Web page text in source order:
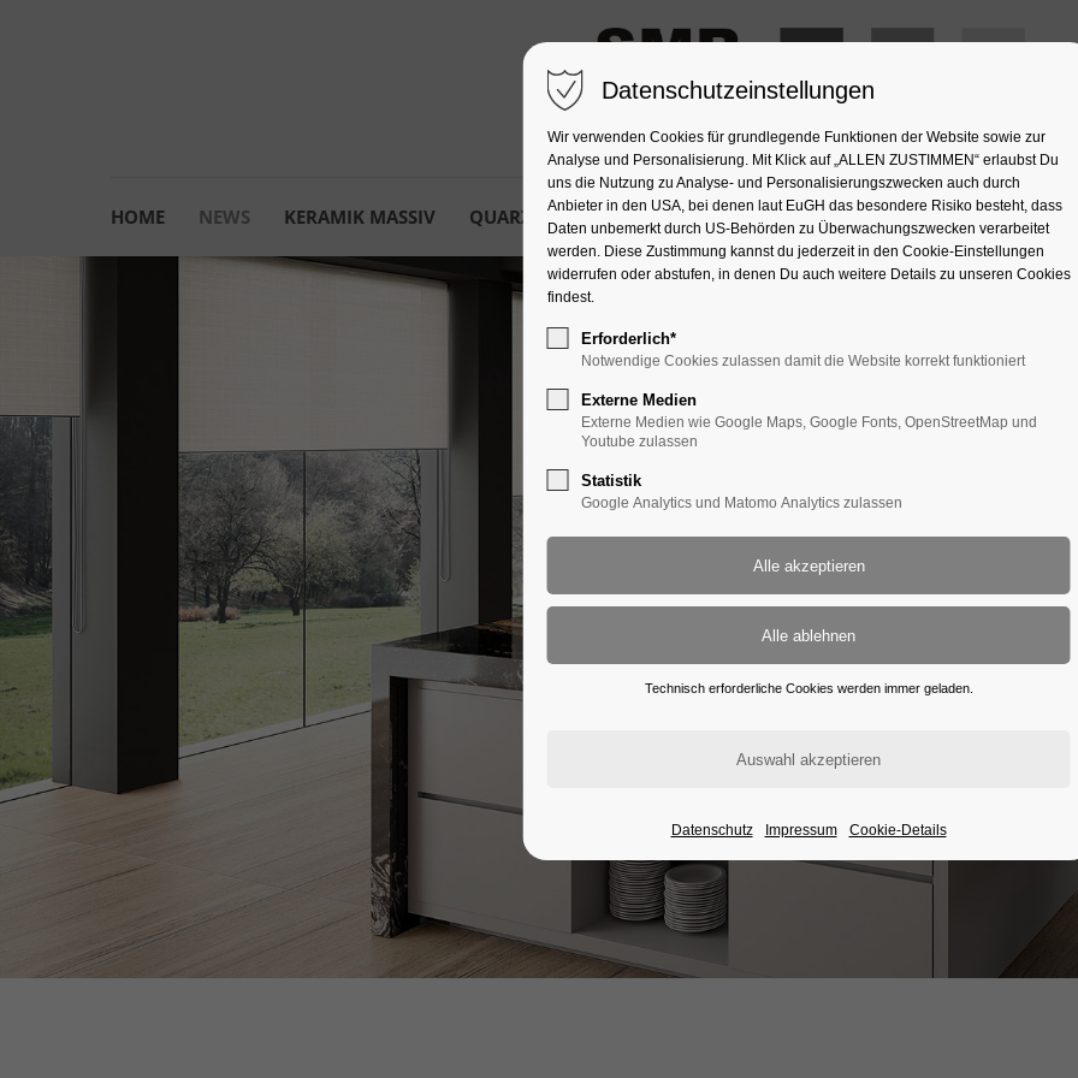
HOME NEWS KERAMIK MASSIV QUARZKOMPOSITSTEIN NATURSTEIN GLAS SONSTIGES
Datenschutzeinstellungen
Wir verwenden Cookies für grundlegende Funktionen der Website sowie zur
Analyse und Personalisierung. Mit Klick auf „ALLEN ZUSTIMMEN“ erlaubst Du
uns die Nutzung zu Analyse- und Personalisierungszwecken auch durch
Anbieter in den USA, bei denen laut EuGH das besondere Risiko besteht, dass
Daten unbemerkt durch US-Behörden zu Überwachungszwecken verarbeitet
werden. Diese Zustimmung kannst du jederzeit in den Cookie-Einstellungen
widerrufen oder abstufen, in denen Du auch weitere Details zu unseren Cookies
findest.
Erforderlich*
Notwendige Cookies zulassen damit die Website korrekt funktioniert
Externe Medien
Externe Medien wie Google Maps, Google Fonts, OpenStreetMap und
Youtube zulassen
Statistik
Google Analytics und Matomo Analytics zulassen
Technisch erforderliche Cookies werden immer geladen.
Datenschutz Impressum Cookie-Details